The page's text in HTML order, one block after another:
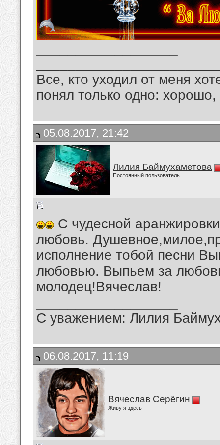
Все, кто уходил от меня
понял только одно:
05.08.2017, 21:42
Лилия Баймухаметова
Постоянный пользователь
С чудесной
любовь.
исполнение тобой песни
любовью. Выпьем за
молодец!Вячеслав!
С уважением: Лилия
06.08.2017, 11:19
Вячеслав Серёгин
Живу я здесь